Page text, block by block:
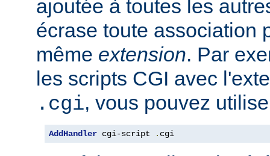
ajoutée à toutes les
écrase toute association
même extension. Par
les scripts CGI avec
.cgi, vous pouvez
AddHandler cgi-script . cgi